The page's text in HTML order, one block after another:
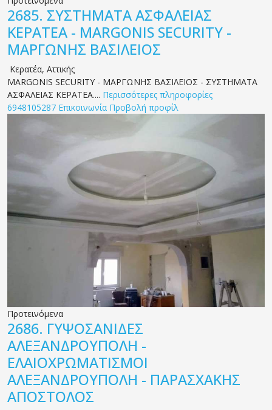
2685. ΣΥΣΤΗΜΑΤΑ ΑΣΦΑΛΕΙΑΣ
ΚΕΡΑΤΕΑ - MARGONIS SECURITY -
ΜΑΡΓΩΝΗΣ ΒΑΣΙΛΕΙΟΣ
Κερατέα, Αττικής
MARGONIS SECURITY - ΜΑΡΓΩΝΗΣ ΒΑΣΙΛΕΙΟΣ - ΣΥΣΤΗΜΑΤΑ
ΑΣΦΑΛΕΙΑΣ ΚΕΡΑΤΕΑ.... Περισσότερες πληροφορίες
6948105287 Επικοινωνία Προβολή προφίλ
Προτεινόμενα
2686. ΓΥΨΟΣΑΝΙΔΕΣ
ΑΛΕΞΑΝΔΡΟΥΠΟΛΗ -
ΕΛΑΙΟΧΡΩΜΑΤΙΣΜΟΙ
ΑΛΕΞΑΝΔΡΟΥΠΟΛΗ - ΠΑΡΑΣΧΑΚΗΣ
ΑΠΟΣΤΟΛΟΣ